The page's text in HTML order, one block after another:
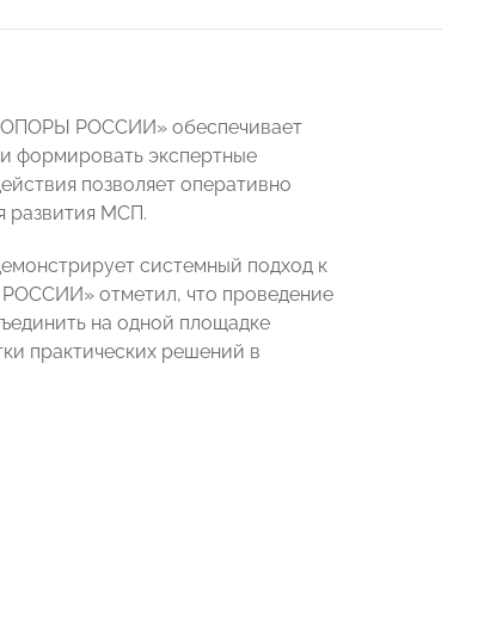
РОССИИ» обеспечивает
формировать экспертные
позволяет оперативно
развития МСП.
системный подход к
отметил, что проведение
на одной площадке
практических решений в